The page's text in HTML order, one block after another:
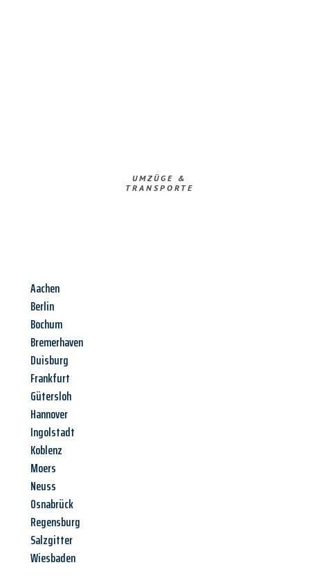
UMZÜGE &
TRANSPORTE
Aachen
Berlin
Bochum
Bremerhaven
Duisburg
Frankfurt
Gütersloh
Hannover
Ingolstadt
Koblenz
Moers
Neuss
Osnabrück
Regensburg
Salzgitter
Wiesbaden